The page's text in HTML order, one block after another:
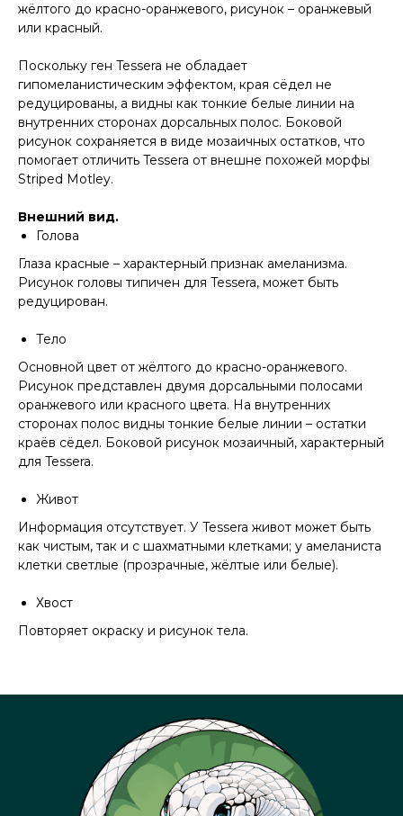
жёлтого до красно-оранжевого, рисунок – оранжевый
или красный.
Поскольку ген Tessera не обладает
гипомеланистическим эффектом, края сёдел не
редуцированы, а видны как тонкие белые линии на
внутренних сторонах дорсальных полос. Боковой
рисунок сохраняется в виде мозаичных остатков, что
помогает отличить Tessera от внешне похожей морфы
Striped Motley.
Внешний вид.
Голова
Глаза красные – характерный признак амеланизма.
Рисунок головы типичен для Tessera, может быть
редуцирован.
Тело
Основной цвет от жёлтого до красно-оранжевого.
Рисунок представлен двумя дорсальными полосами
оранжевого или красного цвета. На внутренних
сторонах полос видны тонкие белые линии – остатки
краёв сёдел. Боковой рисунок мозаичный, характерный
для Tessera.
Живот
Информация отсутствует. У Tessera живот может быть
как чистым, так и с шахматными клетками; у амеланиста
клетки светлые (прозрачные, жёлтые или белые).
Хвост
Повторяет окраску и рисунок тела.